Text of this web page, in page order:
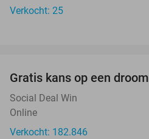
Verkocht: 25
Gratis kans op een
Social Deal Win
Online
Verkocht: 182.846